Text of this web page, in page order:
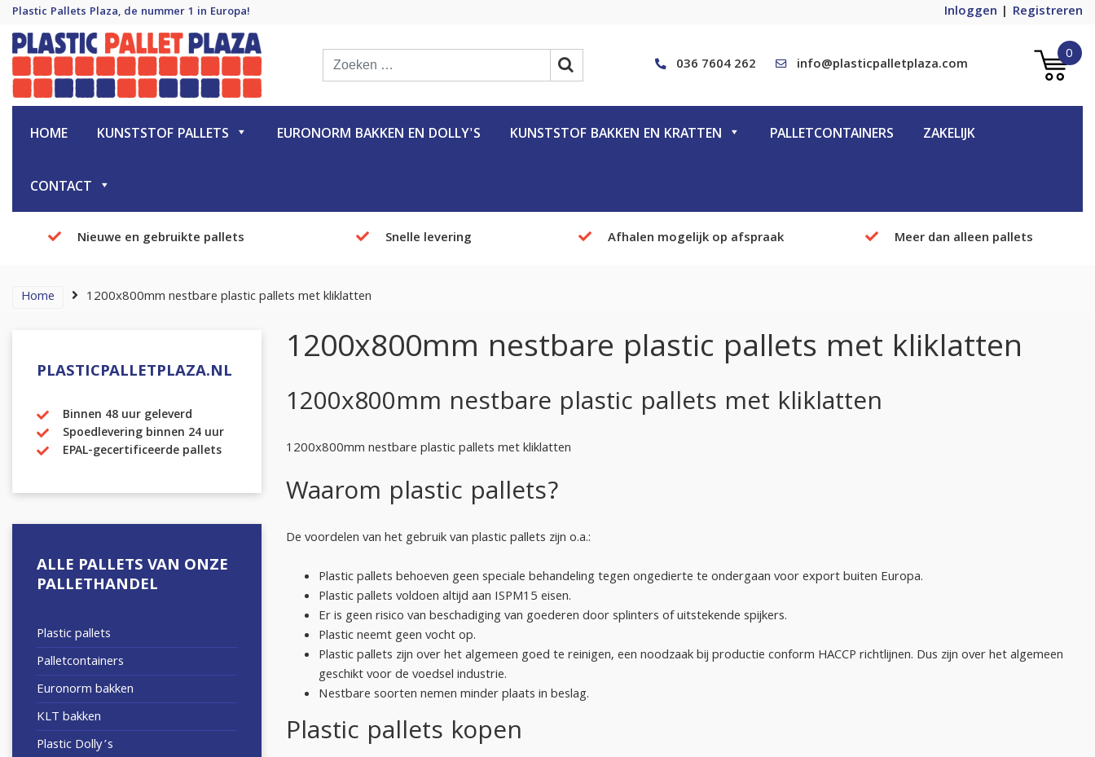
Plastic Pallets Plaza, de nummer 1 in Europa! Inloggen Registreren
Plastic Pallet Plaza
Plastic Pallets Plaza, de nummer 1 in Europa! 0
036 7604 262 info@plasticpalletplaza.com
HOME KUNSTSTOF PALLETS EURONORM BAKKEN EN DOLLY'S KUNSTSTOF BAKKEN EN KRATTEN PALLETCONTAINERS ZAKELIJK
CONTACT
Nieuwe en gebruikte pallets Snelle levering Afhalen mogelijk op afspraak Meer dan alleen pallets
Home 1200x800mm nestbare plastic pallets met kliklatten
PLASTICPALLETPLAZA.NL
Binnen 48 uur geleverd
Spoedlevering binnen 24 uur
EPAL-gecertificeerde pallets
ALLE PALLETS VAN ONZE
PALLETHANDEL
Plastic pallets
Palletcontainers
Euronorm bakken
KLT bakken
Plastic Dolly’s
1200x800mm nestbare plastic pallets met kliklatten
1200x800mm nestbare plastic pallets met kliklatten
1200x800mm nestbare plastic pallets met kliklatten
Waarom plastic pallets?
De voordelen van het gebruik van plastic pallets zijn o.a.:
Plastic pallets behoeven geen speciale behandeling tegen ongedierte te ondergaan voor export buiten Europa.
Plastic pallets voldoen altijd aan ISPM15 eisen.
Er is geen risico van beschadiging van goederen door splinters of uitstekende spijkers.
Plastic neemt geen vocht op.
Plastic pallets zijn over het algemeen goed te reinigen, een noodzaak bij productie conform HACCP richtlijnen. Dus zijn over het algemeen
geschikt voor de voedsel industrie.
Nestbare soorten nemen minder plaats in beslag.
Plastic pallets kopen